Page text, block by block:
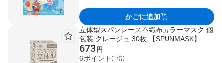
かごに追加
立体型スパンレース不織布カラーマスク 個
包装 グレージュ 30枚 【SPUNMASK】 マ
スク 形状・素材別
673 円
6ポイント (1倍)